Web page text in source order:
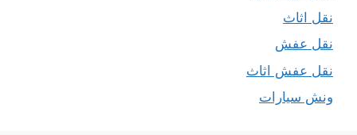
نقل اثاث
نقل عفش
نقل عفش اثاث
ونش سيارات